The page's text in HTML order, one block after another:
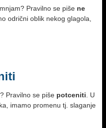
Pravilno se piše ne
odrični oblik nekog glagola,
Pravilno se piše potceniti . U
imamo promenu tj. slaganje